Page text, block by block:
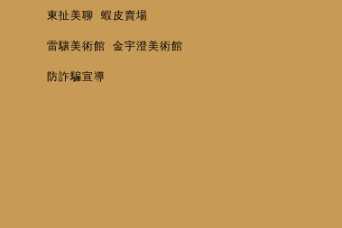
東扯美聊 蝦皮賣場
雷驤美術館 金宇澄美術館
防詐騙宣導